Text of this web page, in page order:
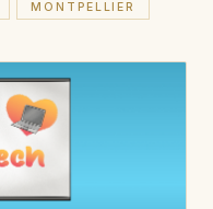
MONTPELLIER